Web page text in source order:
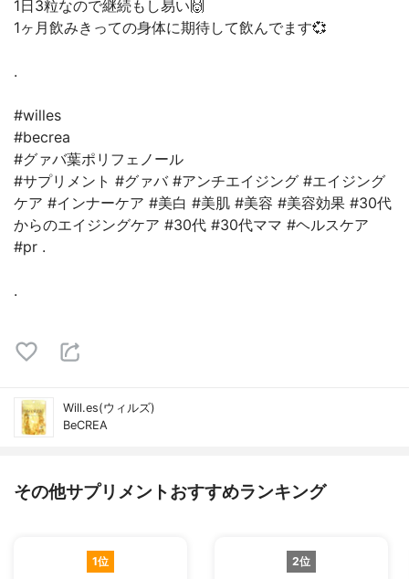
⁡1日3粒なので継続もし易い🙌
⁡1ヶ月飲みきっての身体に期待して飲んでます💞
⁡.
#willes
#becrea
#グァバ葉ポリフェノール
#サプリメント #グァバ #アンチエイジング #エイジング
ケア #インナーケア #美白 #美肌 #美容 #美容効果 #30代
からのエイジングケア #30代 #30代ママ #ヘルスケア
#pr .
.
Will.es(ウィルズ)
BeCREA
その他サプリメントおすすめランキング
1位 2位